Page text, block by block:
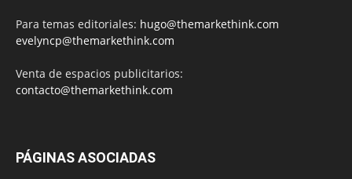
Para temas editoriales: hugo@themarkethink.com
evelyncp@themarkethink.com
Venta de espacios publicitarios:
contacto@themarkethink.com
PÁGINAS ASOCIADAS